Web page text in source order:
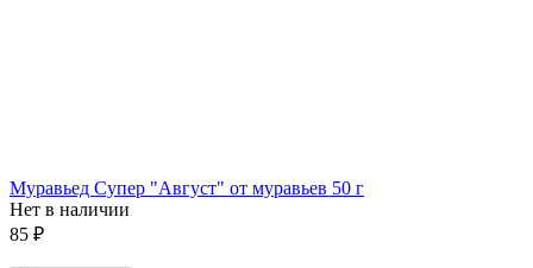
Муравьед Супер "Август" от муравьев 50 г
Нет в наличии
85 ₽